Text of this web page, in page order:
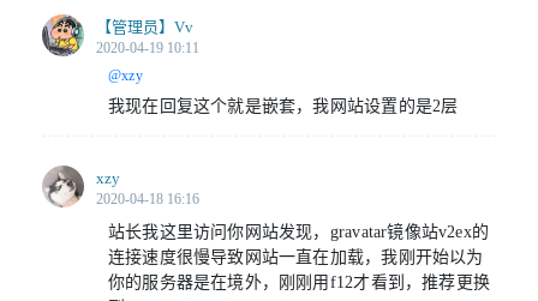
【管理员】 Vv
2020-04-19 10:11
@xzy
我现在回复这个就是嵌套，我网站设置的是2层
xzy
2020-04-18 16:16
站长我这里访问你网站发现，gravatar镜像站v2ex的
连接速度很慢导致网站一直在加载，我刚开始以为
你的服务器是在境外，刚刚用f12才看到，推荐更换